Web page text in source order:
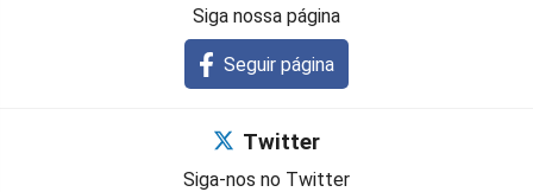
Siga nossa página
Seguir página
Twitter
Siga-nos no Twitter